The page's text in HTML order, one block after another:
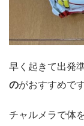
早く起きて出発
のがおすすめです
チャルメラで体